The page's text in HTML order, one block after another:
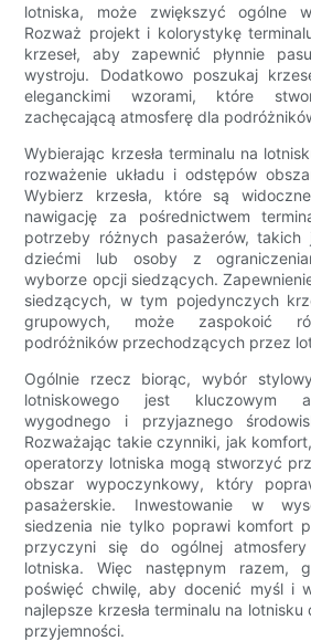
lotniska, może zwiększyć ogólne
Rozważ projekt i kolorystykę
krzeseł, aby zapewnić płynnie
wystroju. Dodatkowo poszukaj
eleganckimi wzorami, które
zachęcającą atmosferę dla
Wybierając krzesła terminalu na
rozważenie układu i odstępów
Wybierz krzesła, które są
nawigację za pośrednictwem
potrzeby różnych pasażerów, takich
dziećmi lub osoby z
wyborze opcji siedzących.
siedzących, w tym pojedynczych
grupowych, może zaspokoić
podróżników przechodzących przez
Ogólnie rzecz biorąc, wybór
lotniskowego jest kluczowym
wygodnego i przyjaznego
Rozważając takie czynniki, jak
operatorzy lotniska mogą stworzyć
obszar wypoczynkowy, który
pasażerskie. Inwestowanie w
siedzenia nie tylko poprawi komfort
przyczyni się do ogólnej
lotniska. Więc następnym razem,
poświęć chwilę, aby docenić myśl i
najlepsze krzesła terminalu na
przyjemności.